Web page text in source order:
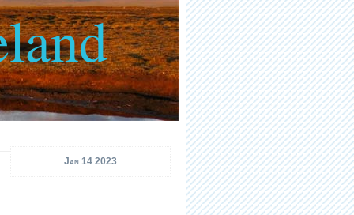
Jan 14 2023